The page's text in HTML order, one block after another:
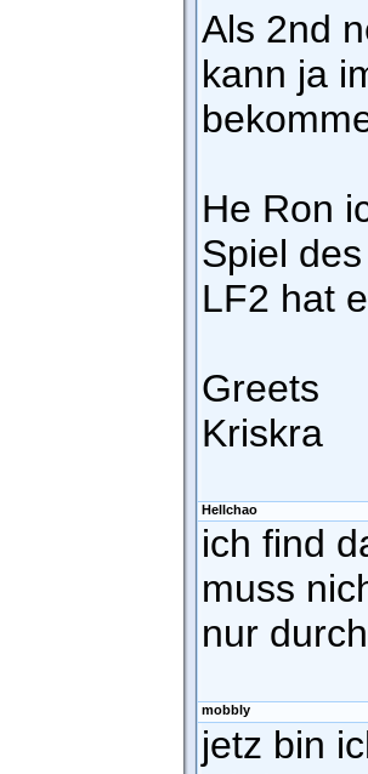
Als 2nd
kann ja
He Ron
Spiel
LF2 hat
Greets
Kriskra
Hellchao
ich find
muss
nur
mobbly
jetz bin